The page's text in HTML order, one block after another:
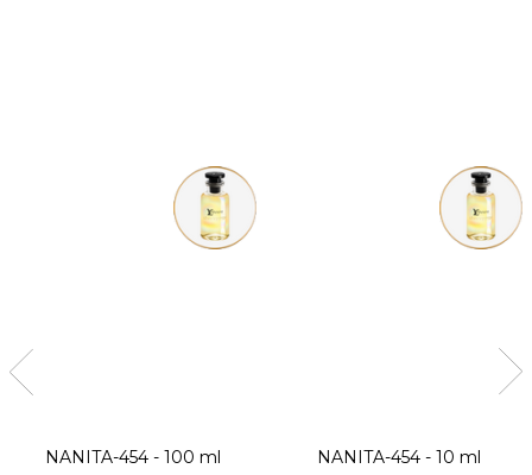
NANITA-454 - 100 ml NANITA-454 - 10 ml